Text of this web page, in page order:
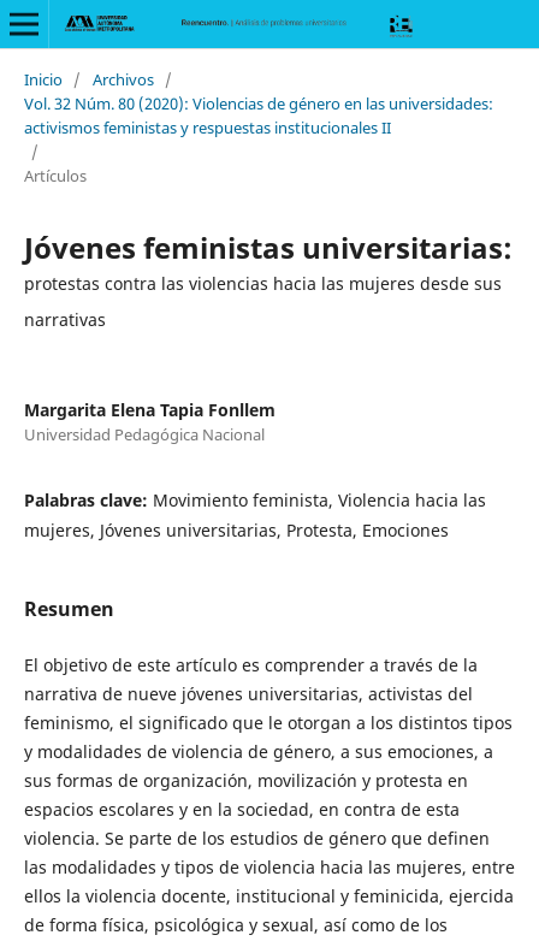
Inicio / Archivos /
Vol. 32 Núm. 80 (2020): Violencias de género en las universidades:
activismos feministas y respuestas institucionales II
/
Artículos
Jóvenes feministas universitarias:
protestas contra las violencias hacia las mujeres desde sus
narrativas
Margarita Elena Tapia Fonllem
Universidad Pedagógica Nacional
Palabras clave: Movimiento feminista, Violencia hacia las
mujeres, Jóvenes universitarias, Protesta, Emociones
Resumen
El objetivo de este artículo es comprender a través de la
narrativa de nueve jóvenes universitarias, activistas del
feminismo, el significado que le otorgan a los distintos tipos
y modalidades de violencia de género, a sus emociones, a
sus formas de organización, movilización y protesta en
espacios escolares y en la sociedad, en contra de esta
violencia. Se parte de los estudios de género que definen
las modalidades y tipos de violencia hacia las mujeres, entre
ellos la violencia docente, institucional y feminicida, ejercida
de forma física, psicológica y sexual, así como de los